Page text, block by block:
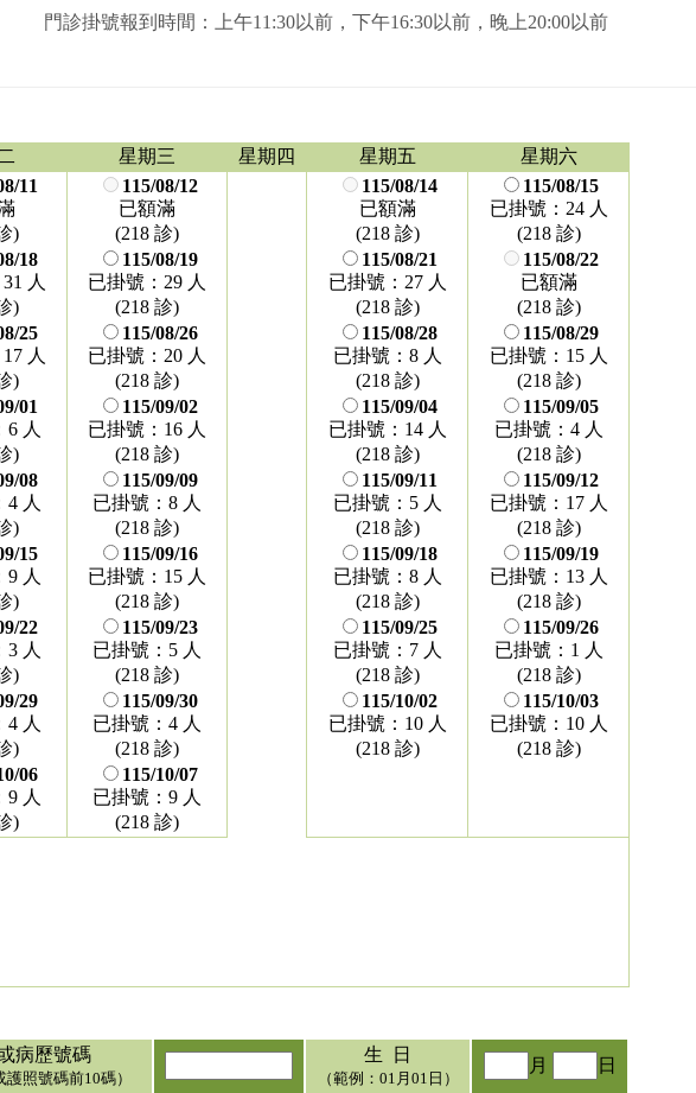
門診掛號報到時間：上午11:30以前，下午16:30以前，晚上20:00以前